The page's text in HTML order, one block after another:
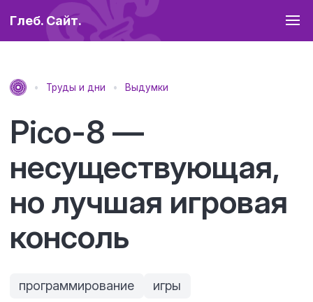
Глеб. Сайт.
Труды и дни Выдумки
Pico-8 —
несуществующая,
но лучшая игровая
консоль
программирование игры